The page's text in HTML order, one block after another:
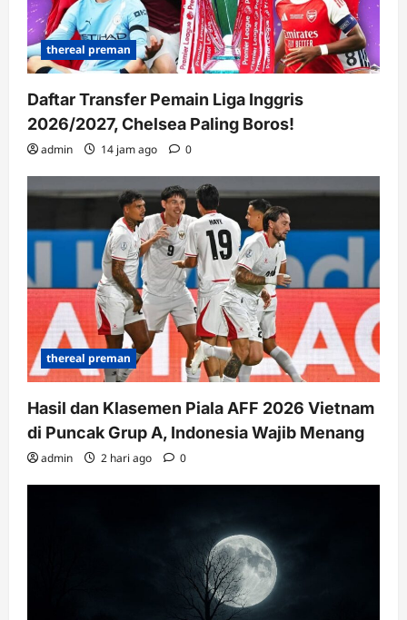
thereal preman
Daftar Transfer Pemain Liga Inggris
2026/2027, Chelsea Paling Boros!
admin 14 jam ago 0
thereal preman
Hasil dan Klasemen Piala AFF 2026 Vietnam
di Puncak Grup A, Indonesia Wajib Menang
admin 2 hari ago 0